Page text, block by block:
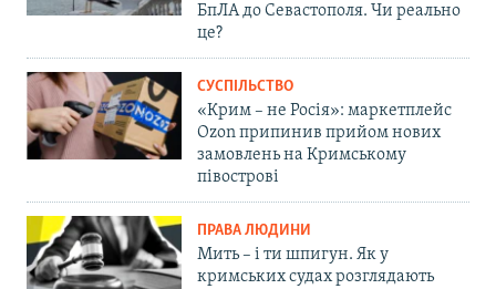
БпЛА до Севастополя. Чи реально
це?
СУСПІЛЬСТВО
«Крим – не Росія»: маркетплейс
Ozon припинив прийом нових
замовлень на Кримському
півострові
ПРАВА ЛЮДИНИ
Мить – і ти шпигун. Як у
кримських судах розглядають